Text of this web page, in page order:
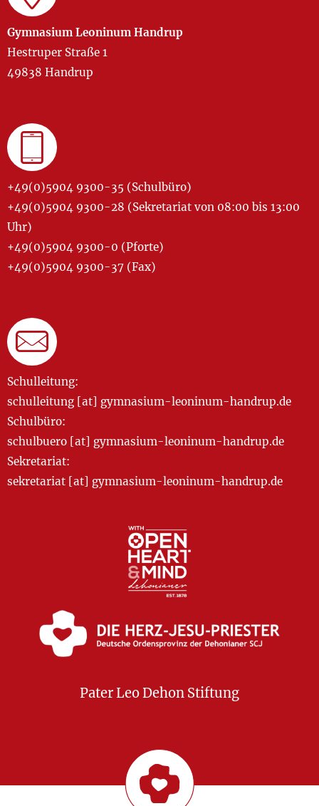
Gymnasium Leoninum Handrup
Hestruper Straße 1
49838 Handrup
+49(0)5904 9300-35 (Schulbüro)
+49(0)5904 9300-28 (Sekretariat von 08:00 bis 13:00
Uhr)
+49(0)5904 9300-0 (Pforte)
+49(0)5904 9300-37 (Fax)
Schulleitung:
schulleitung [at] gymnasium-leoninum-handrup.de
Schulbüro:
schulbuero [at] gymnasium-leoninum-handrup.de
Sekretariat:
sekretariat [at] gymnasium-leoninum-handrup.de
Pater Leo Dehon Stiftung